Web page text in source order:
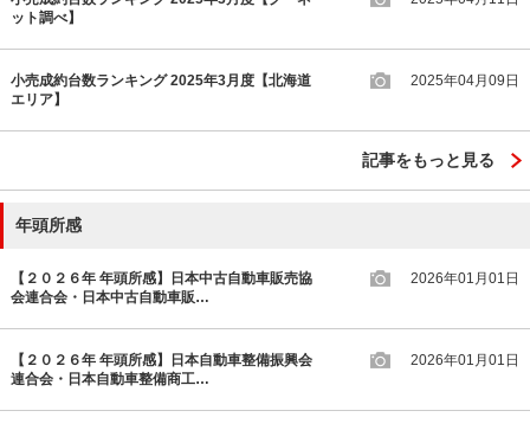
ット調べ】
小売成約台数ランキング 2025年3月度【北海道
エリア】
2025年04月09日
記事をもっと見る
年頭所感
【２０２６年 年頭所感】日本中古自動車販売協
会連合会・日本中古自動車販…
2026年01月01日
【２０２６年 年頭所感】日本自動車整備振興会
連合会・日本自動車整備商工…
2026年01月01日